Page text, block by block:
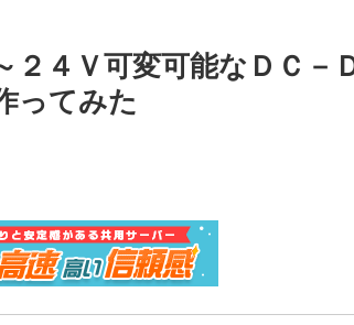
２４Ｖ可変可能なＤＣ－
ってみた